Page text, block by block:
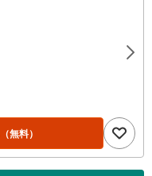
（無料）